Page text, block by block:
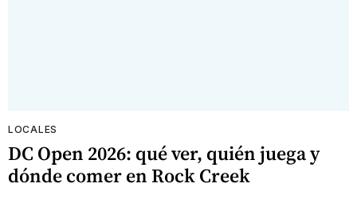
LOCALES
DC Open 2026: qué ver, quién juega y
dónde comer en Rock Creek